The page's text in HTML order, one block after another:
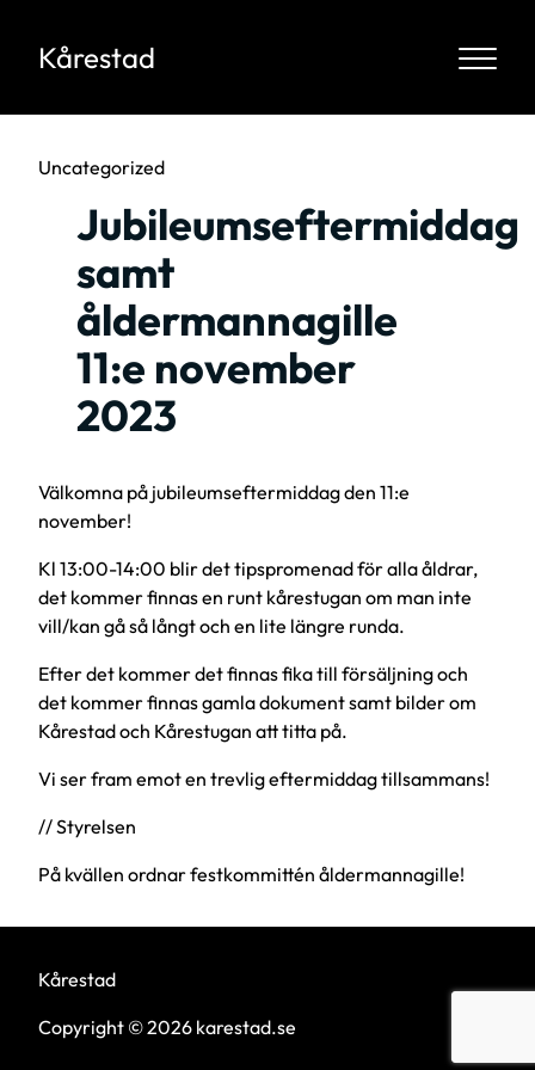
Kårestad
Uncategorized
Jubileumseftermiddag
samt
åldermannagille
11:e november
2023
Välkomna på jubileumseftermiddag den 11:e
november!
Kl 13:00-14:00 blir det tipspromenad för alla åldrar,
det kommer finnas en runt kårestugan om man inte
vill/kan gå så långt och en lite längre runda.
Efter det kommer det finnas fika till försäljning och
det kommer finnas gamla dokument samt bilder om
Kårestad och Kårestugan att titta på.
Vi ser fram emot en trevlig eftermiddag tillsammans!
// Styrelsen
På kvällen ordnar festkommittén åldermannagille!
Kårestad
Copyright © 2026 karestad.se